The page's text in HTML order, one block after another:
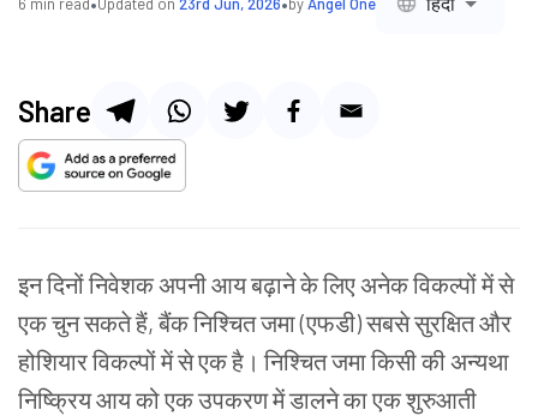
Share
इन दिनों निवेशक अपनी आय बढ़ाने के लिए अनेक विकल्पों में से
एक चुन सकते हैं, बैंक निश्चित जमा (एफडी) सबसे सुरक्षित और
होशियार विकल्पों में से एक है। निश्चित जमा किसी की अन्यथा
निष्क्रिय आय को एक उपकरण में डालने का एक शुरुआती